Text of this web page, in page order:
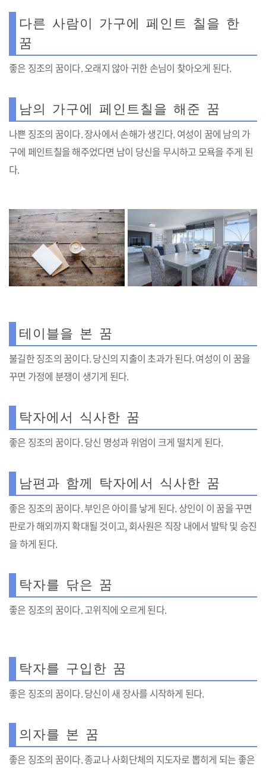
다른 사람이 가구에 페인트 칠을 한
꿈
좋은 징조의 꿈이다. 오래지 않아 귀한 손님이 찾아오게 된다.
남의 가구에 페인트칠을 해준 꿈
나쁜 징조의 꿈이다. 장사에서 손해가 생긴다. 여성이 꿈에 남의 가
구에 페인트칠을 해주었다면 남이 당신을 무시하고 모욕을 주게 된
다.
테이블을 본 꿈
불길한 징조의 꿈이다. 당신의 지출이 초과가 된다. 여성이 이 꿈을
꾸면 가정에 분쟁이 생기게 된다.
탁자에서 식사한 꿈
좋은 징조의 꿈이다. 당신 명성과 위엄이 크게 떨치게 된다.
남편과 함께 탁자에서 식사한 꿈
좋은 징조의 꿈이다. 부인은 아이를 낳게 된다. 상인이 이 꿈을 꾸면
판로가 해외까지 확대될 것이고, 회사원은 직장 내에서 발탁 및 승진
을 하게 된다.
탁자를 닦은 꿈
좋은 징조의 꿈이다. 고위직에 오르게 된다.
탁자를 구입한 꿈
좋은 징조의 꿈이다. 당신이 새 장사를 시작하게 된다.
의자를 본 꿈
좋은 징조의 꿈이다. 종교나 사회단체의 지도자로 뽑히게 되는 좋은